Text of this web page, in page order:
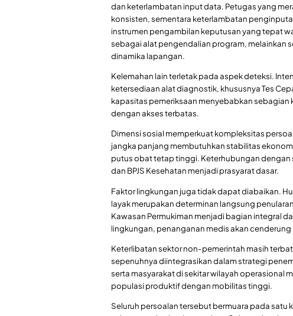
dan keterlambatan input data. Petugas yang
konsisten, sementara keterlambatan
instrumen pengambilan keputusan yang tepat
sebagai alat pengendalian program, melainkan
dinamika lapangan.
Kelemahan lain terletak pada aspek deteksi.
ketersediaan alat diagnostik, khususnya Tes
kapasitas pemeriksaan menyebabkan
dengan akses terbatas.
Dimensi sosial memperkuat kompleksitas
jangka panjang membutuhkan stabilitas
putus obat tetap tinggi. Keterhubungan dengan
dan BPJS Kesehatan menjadi prasyarat dasar.
Faktor lingkungan juga tidak dapat diabaikan.
layak merupakan determinan langsung
Kawasan Permukiman menjadi bagian integral
lingkungan, penanganan medis akan cenderung
Keterlibatan sektor non-pemerintah masih
sepenuhnya diintegrasikan dalam strategi
serta masyarakat di sekitar wilayah operasional
populasi produktif dengan mobilitas tinggi.
Seluruh persoalan tersebut bermuara pada